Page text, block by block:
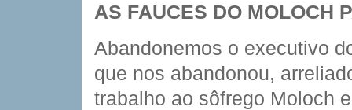
AS FAUCES DO MOLOCH
Abandonemos o executivo
que nos abandonou,
trabalho ao sôfrego Moloch